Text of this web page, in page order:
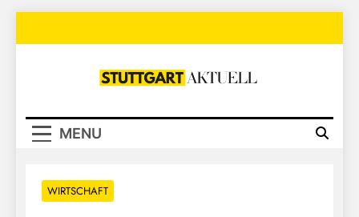
Stuttgart
MENU
WIRTSCHAFT